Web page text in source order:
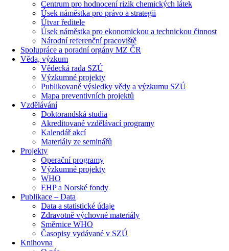
Centrum pro hodnocení rizik chemických látek
Úsek náměstka pro právo a strategii
Útvar ředitele
Úsek náměstka pro ekonomickou a technickou činnost
Národní referenční pracoviště
Spolupráce a poradní orgány MZ ČR
Věda, výzkum
Vědecká rada SZÚ
Výzkumné projekty
Publikované výsledky vědy a výzkumu SZÚ
Mapa preventivních projektů
Vzdělávání
Doktorandská studia
Akreditované vzdělávací programy
Kalendář akcí
Materiály ze seminářů
Projekty
Operační programy
Výzkumné projekty
WHO
EHP a Norské fondy
Publikace – Data
Data a statistické údaje
Zdravotně výchovné materiály
Směrnice WHO
Časopisy vydávané v SZÚ
Knihovna